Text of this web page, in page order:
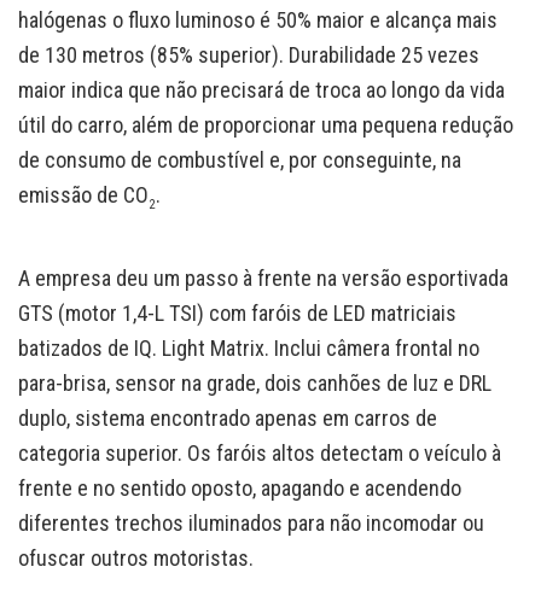
halógenas o fluxo luminoso é 50% maior e alcança mais
de 130 metros (85% superior). Durabilidade 25 vezes
maior indica que não precisará de troca ao longo da vida
útil do carro, além de proporcionar uma pequena redução
de consumo de combustível e, por conseguinte, na
emissão de CO2.
A empresa deu um passo à frente na versão esportivada
GTS (motor 1,4-L TSI) com faróis de LED matriciais
batizados de IQ. Light Matrix. Inclui câmera frontal no
para-brisa, sensor na grade, dois canhões de luz e DRL
duplo, sistema encontrado apenas em carros de
categoria superior. Os faróis altos detectam o veículo à
frente e no sentido oposto, apagando e acendendo
diferentes trechos iluminados para não incomodar ou
ofuscar outros motoristas.